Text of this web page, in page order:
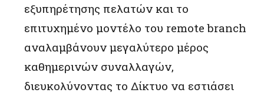
εξυπηρέτησης πελατών και το
επιτυχημένο μοντέλο του remote branch
αναλαμβάνουν μεγαλύτερο μέρος
καθημερινών συναλλαγών,
διευκολύνοντας το Δίκτυο να εστιάσει